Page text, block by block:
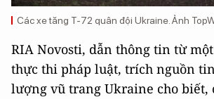
Các xe tăng T-72 quân đội Ukraine. Ảnh
RIA Novosti, dẫn thông tin từ
thực thi pháp luật, trích nguồn
lượng vũ trang Ukraine cho biết,